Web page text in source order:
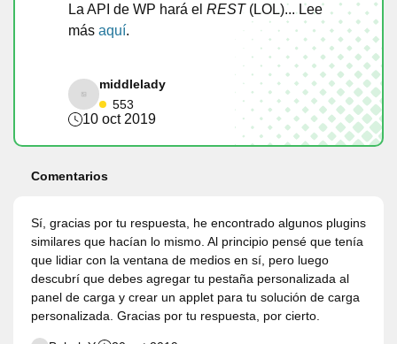
La API de WP hará el REST(LOL)... Lee
más aquí.
middlelady
553
10 oct 2019
Comentarios
Sí, gracias por tu respuesta, he encontrado algunos plugins
similares que hacían lo mismo. Al principio pensé que tenía
que lidiar con la ventana de medios en sí, pero luego
descubrí que debes agregar tu pestaña personalizada al
panel de carga y crear un applet para tu solución de carga
personalizada. Gracias por tu respuesta, por cierto.